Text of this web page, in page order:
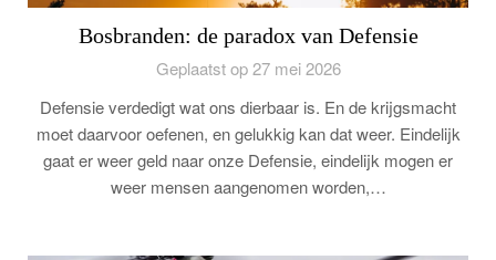
Bosbranden: de paradox van Defensie
Geplaatst op 27 mei 2026
Defensie verdedigt wat ons dierbaar is. En de krijgsmacht
moet daarvoor oefenen, en gelukkig kan dat weer. Eindelijk
gaat er weer geld naar onze Defensie, eindelijk mogen er
weer mensen aangenomen worden,…